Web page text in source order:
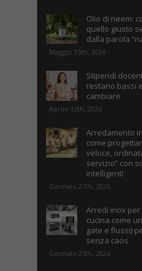
Olio di neem:
quello giusto
dalla parola
Maggio 15th, 2026
Stipendi
restano bassi
cambiare
Aprile 12th, 2026
Arredamento
come
veloce,
servizio” con
intelligenti
Gennaio 27th, 2026
Arredi inox
cucina come
gate e flussi)
senza caos
Gennaio 25th, 2026